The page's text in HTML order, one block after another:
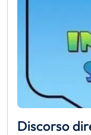
Discorso